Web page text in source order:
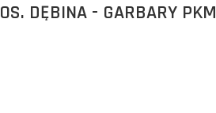
OS. DĘBINA - GARBARY PKM